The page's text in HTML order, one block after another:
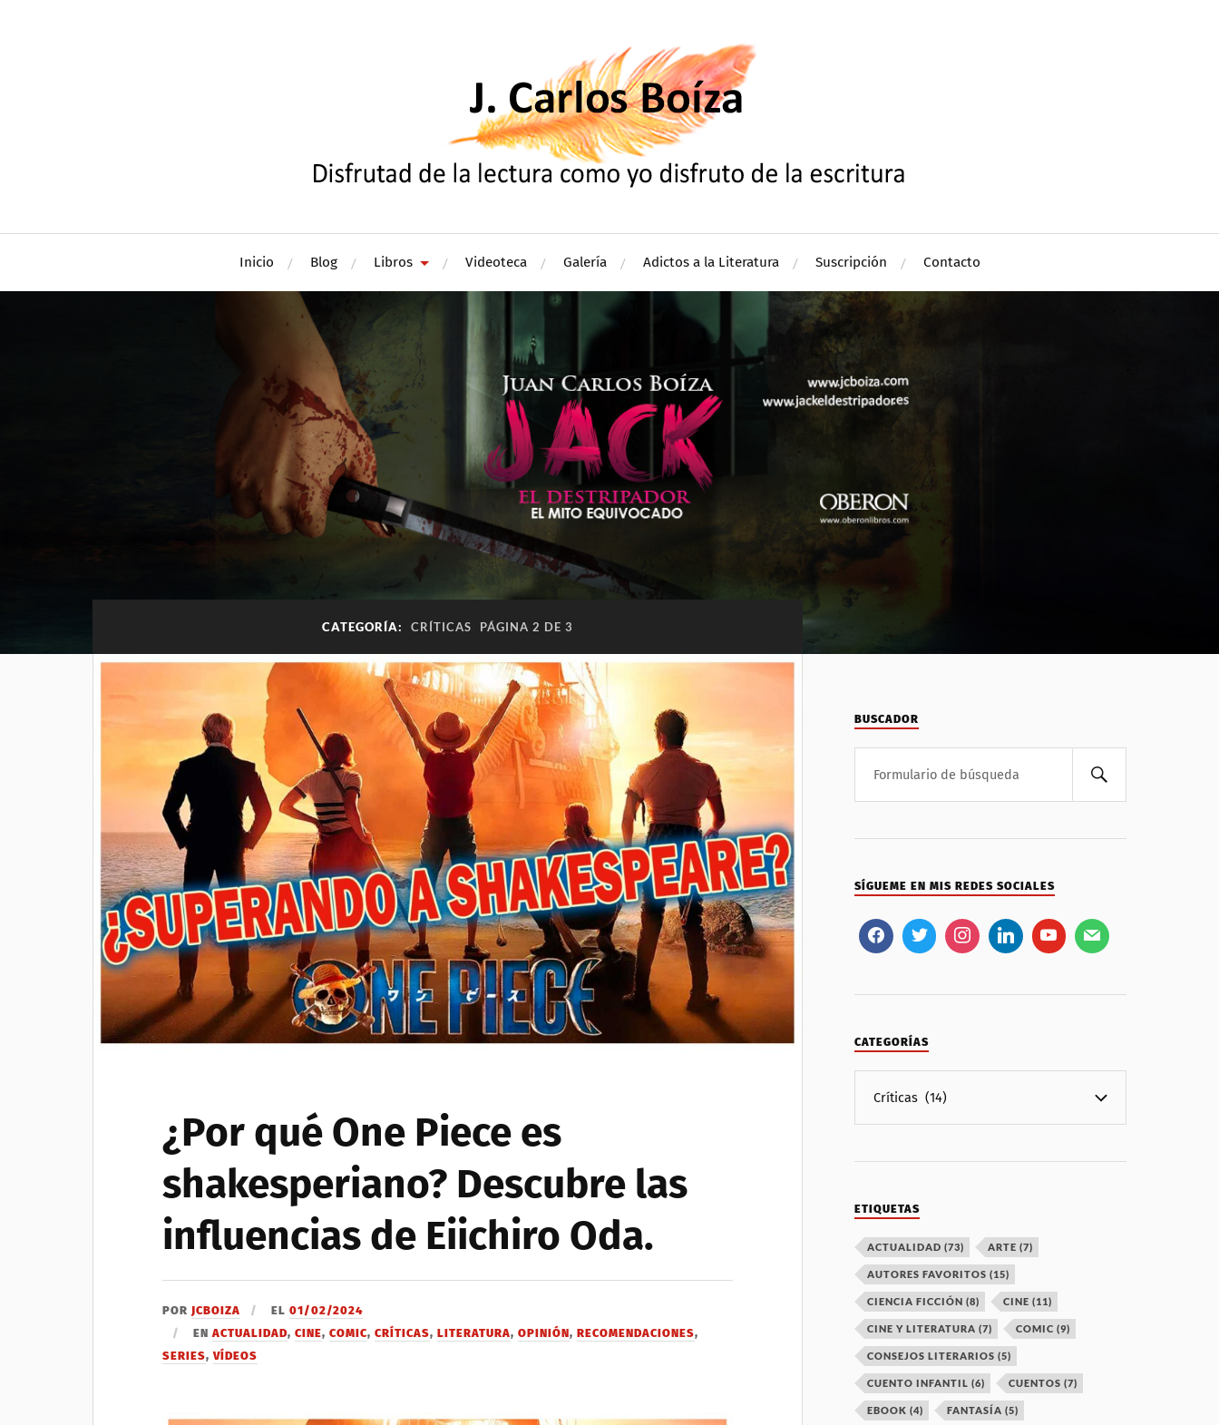
Inicio Blog Libros Videoteca Galería Adictos a la Literatura Suscripción Contacto
CATEGORÍA: CRÍTICAS PÁGINA 2 DE 3
¿Por qué One Piece es
shakesperiano? Descubre las
influencias de Eiichiro Oda.
PORJCBOIZA EL01/02/2024
ENACTUALIDAD,CINE,COMIC,CRÍTICAS,LITERATURA,OPINIÓN,RECOMENDACIONES,
SERIES,VÍDEOS
BUSCADOR
SÍGUEME EN MIS REDES SOCIALES
CATEGORÍAS
ETIQUETAS
ACTUALIDAD (73) ARTE (7)
AUTORES FAVORITOS (15)
CIENCIA FICCIÓN (8) CINE (11)
CINE Y LITERATURA (7) COMIC (9)
CONSEJOS LITERARIOS (5)
CUENTO INFANTIL (6) CUENTOS (7)
EBOOK (4) FANTASÍA (5)